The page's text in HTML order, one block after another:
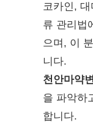
코카인,
류 관리법
으며, 이
니다.
천안마약
을 파악하
합니다.